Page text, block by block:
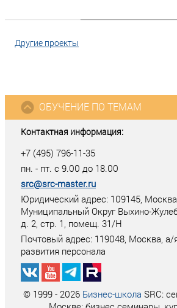
Другие проекты
Контактная информация:
+7 (495) 796-11-35
пн. - пт. с 9.00 до 18.00
src@src-master.ru
Юридический адрес: 109145,
Муниципальный Округ Выхино-
д. 2, стр. 1, помещ. 31/Н
Почтовый адрес: 119048, Москва, а/
развития персонала
ОБУЧЕНИЕ ПО ТЕМАМ
© 1999 - 2026 Бизнес-школа SRC: